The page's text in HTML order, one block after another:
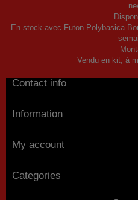
En stock avec Futon Polybasica
Vendu en kit, à
Contact info
Information
My account
Categories